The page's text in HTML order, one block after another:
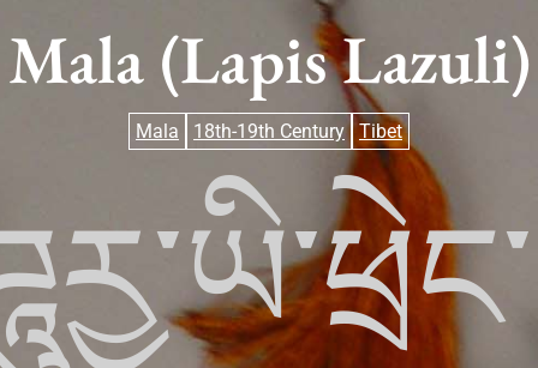
Mala (Lapis Lazuli)
Mala 18th-19th Century Tibet